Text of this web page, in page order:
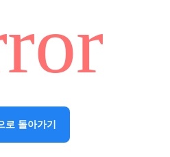
로 돌아가기